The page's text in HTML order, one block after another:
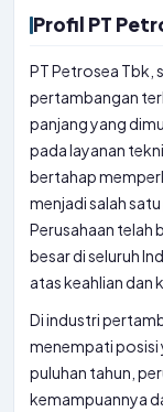
Profil PT
PT Petrosea Tbk,
pertambangan
panjang yang
pada layanan
bertahap
menjadi salah
Perusahaan telah
besar di seluruh
atas keahlian dan
Di industri
menempati posisi
puluhan tahun,
kemampuannya